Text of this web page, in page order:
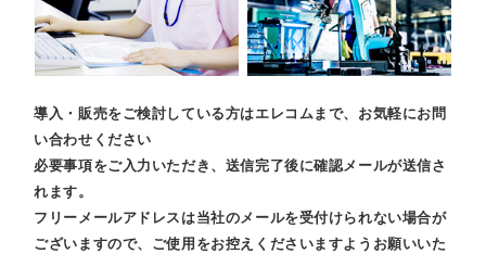
導入・販売をご検討している方はエレコムまで、お気軽にお問
い合わせください
必要事項をご入力いただき、送信完了後に確認メールが送信さ
れます。
フリーメールアドレスは当社のメールを受付けられない場合が
ございますので、ご使用をお控えくださいますようお願いいた